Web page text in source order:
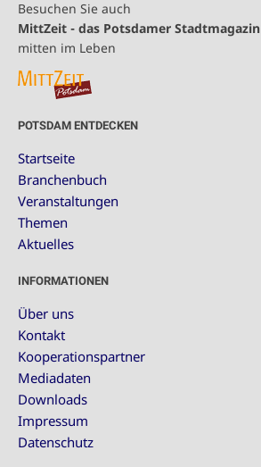
Besuchen Sie auch
MittZeit - das Potsdamer Stadtmagazin
mitten im Leben
POTSDAM ENTDECKEN
Startseite
Branchenbuch
Veranstaltungen
Themen
Aktuelles
INFORMATIONEN
Über uns
Kontakt
Kooperationspartner
Mediadaten
Downloads
Impressum
Datenschutz